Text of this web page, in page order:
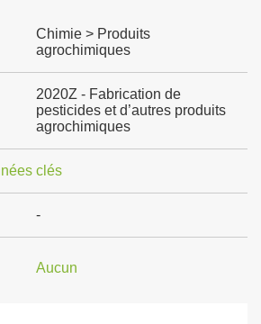
Chimie > Produits
agrochimiques
2020Z - Fabrication de
pesticides et d’autres produits
agrochimiques
clés
-
Aucun